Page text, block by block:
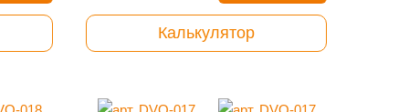
Калькулятор